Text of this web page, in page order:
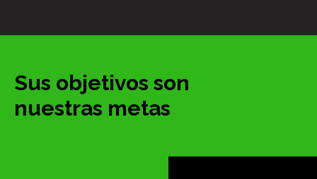
Sus objetivos son
nuestras metas